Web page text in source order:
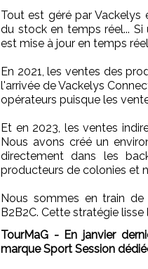
Tout est géré par
du stock en temps réel...
est mise à jour en temps
En 2021, les ventes des
l'arrivée de Vackelys
opérateurs puisque les
Et en 2023, les ventes
Nous avons créé un
directement dans les
producteurs de colonies et
Nous sommes en train
B2B2C. Cette stratégie
TourMaG - En janvier
marque Sport Session